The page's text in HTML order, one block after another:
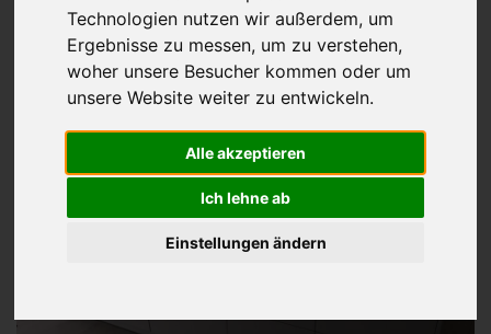
Technologien nutzen wir außerdem, um
Ergebnisse zu messen, um zu verstehen,
woher unsere Besucher kommen oder um
unsere Website weiter zu entwickeln.
Alle akzeptieren
Ich lehne ab
Einstellungen ändern